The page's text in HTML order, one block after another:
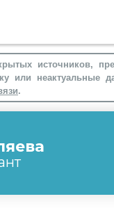
источников,
или неактуальные
.